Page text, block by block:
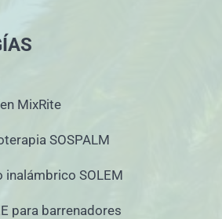
MixRite
SOSPALM
inalámbrico SOLEM
para barrenadores